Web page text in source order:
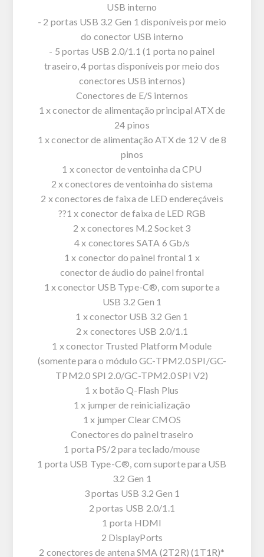
USB interno
- 2 portas USB 3.2 Gen 1 disponíveis por meio
do conector USB interno
- 5 portas USB 2.0/1.1 (1 porta no painel
traseiro, 4 portas disponíveis por meio dos
conectores USB internos)
Conectores de E/S internos
1 x conector de alimentação principal ATX de
24 pinos
1 x conector de alimentação ATX de 12 V de 8
pinos
1 x conector de ventoinha da CPU
2 x conectores de ventoinha do sistema
2 x conectores de faixa de LED endereçáveis
??1 x conector de faixa de LED RGB
2 x conectores M.2 Socket 3
4 x conectores SATA 6 Gb/s
1 x conector do painel frontal 1 x
conector de áudio do painel frontal
1 x conector USB Type-C®, com suporte a
USB 3.2 Gen 1
1 x conector USB 3.2 Gen 1
2 x conectores USB 2.0/1.1
1 x conector Trusted Platform Module
(somente para o módulo GC-TPM2.0 SPI/GC-
TPM2.0 SPI 2.0/GC-TPM2.0 SPI V2)
1 x botão Q-Flash Plus
1 x jumper de reinicialização
1 x jumper Clear CMOS
Conectores do painel traseiro
1 porta PS/2 para teclado/mouse
1 porta USB Type-C®, com suporte para USB
3.2 Gen 1
3 portas USB 3.2 Gen 1
2 portas USB 2.0/1.1
1 porta HDMI
2 DisplayPorts
2 conectores de antena SMA (2T2R) (1T1R)*